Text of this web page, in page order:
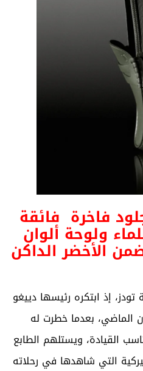
فاخرة فائقة
ولوحة ألوان
الأخضر الداكن
إذ ابتكره رئيسها دييغو
الماضي، بعدما خطرت له
القيادة، ويستلهم الطابع
التي شاهدها في رحلاته